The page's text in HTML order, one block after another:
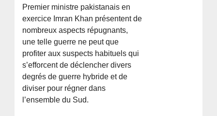
Premier ministre pakistanais en
exercice Imran Khan présentent de
nombreux aspects répugnants,
une telle guerre ne peut que
profiter aux suspects habituels qui
s’efforcent de déclencher divers
degrés de guerre hybride et de
diviser pour régner dans
l’ensemble du Sud.